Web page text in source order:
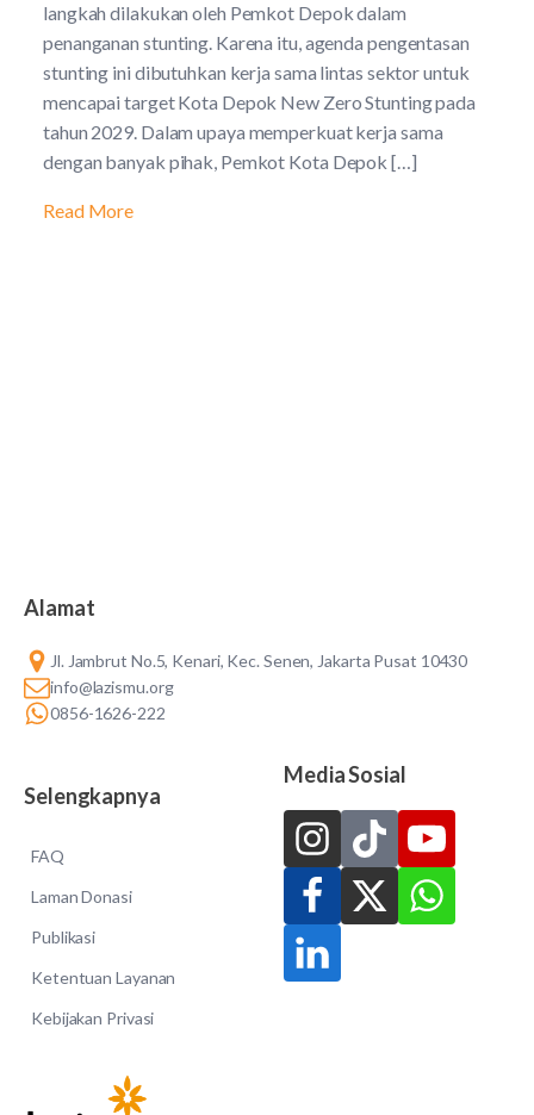
langkah dilakukan oleh Pemkot Depok dalam
penanganan stunting. Karena itu, agenda pengentasan
stunting ini dibutuhkan kerja sama lintas sektor untuk
mencapai target Kota Depok New Zero Stunting pada
tahun 2029. Dalam upaya memperkuat kerja sama
dengan banyak pihak, Pemkot Kota Depok […]
Read More
Alamat
Jl. Jambrut No.5, Kenari, Kec. Senen, Jakarta Pusat 10430
info@lazismu.org
0856-1626-222
Selengkapnya
FAQ
Laman Donasi
Publikasi
Ketentuan Layanan
Kebijakan Privasi
Media Sosial